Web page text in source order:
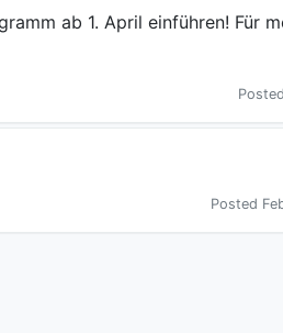
ab 1. April einführen! Für
Posted